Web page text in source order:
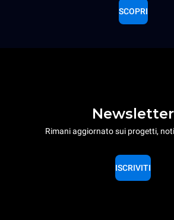
SCOPRI
Newsletter
Rimani aggiornato sui progetti,
ISCRIVITI